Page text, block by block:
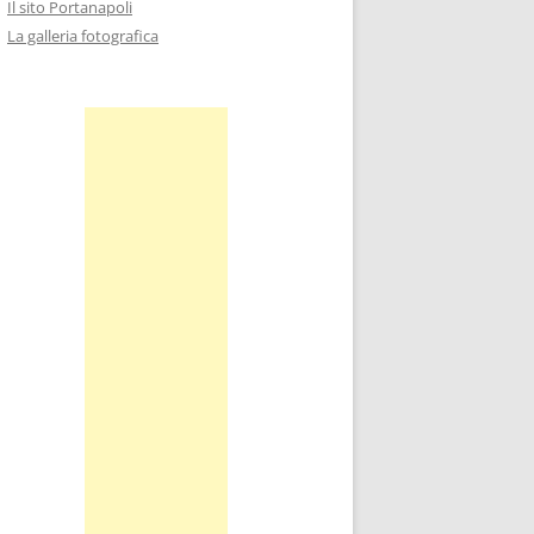
Il sito Portanapoli
La galleria fotografica